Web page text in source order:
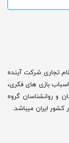
تجاری شرکت آینده
ارائه دهنده ی اسباب بازی های فکری،
و روانشناسان گروه
کشور ایران میباشد.